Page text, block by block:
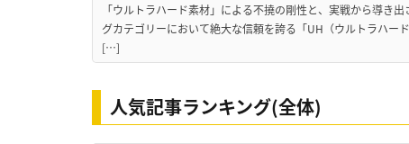
「ウルトラハード素材」による不撓の剛性と、実戦から導き
グカテゴリーにおいて絶大な信頼を誇る「UH（ウルトラハー
[…]
人気記事ランキング(全体)